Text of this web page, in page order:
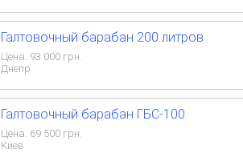
Галтовочный барабан 200 литров
Цена: 93 000 грн.
Днепр
Галтовочный барабан ГБС-100
Цена: 69 500 грн.
Киев